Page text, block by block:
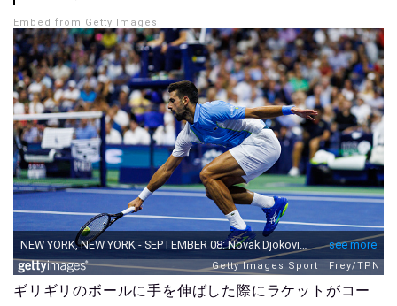
Embed from Getty Images
ギリギリのボールに手を伸ばした際にラケットがコー